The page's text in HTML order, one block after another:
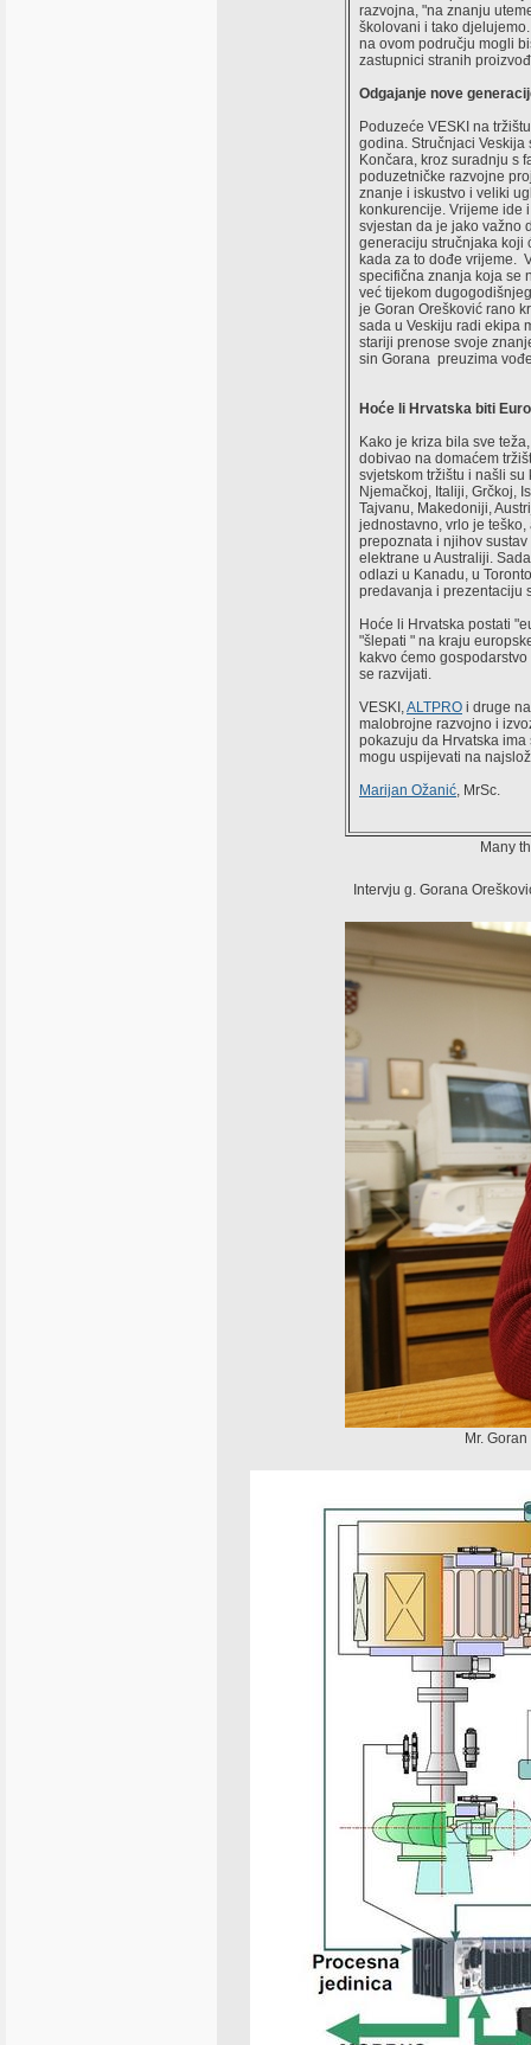
razvojna, "na znanju
školovani i tako
na ovom području mogli
zastupnici stranih
Odgajanje nove
Poduzeće VESKI na
godina. Stručnjaci Veskija
Končara, kroz suradnju s
poduzetničke razvojne
znanje i iskustvo i veliki
konkurencije. Vrijeme ide
svjestan da je jako važno
generaciju stručnjaka koji
kada za to dođe vrijeme.
specifična znanja koja se
već tijekom
je Goran Orešković rano
sada u Veskiju radi ekipa
stariji prenose svoje
sin Gorana preuzima
Hoće li Hrvatska biti
Kako je kriza bila sve
dobivao na domaćem
svjetskom tržištu i našli
Njemačkoj, Italiji, Grčkoj,
Tajvanu, Makedoniji,
jednostavno, vrlo je
prepoznata i njihov
elektrane u Australiji.
odlazi u Kanadu, u
predavanja i prezentaciju
Hoće li Hrvatska postati
"šlepati " na kraju
kakvo ćemo
se razvijati.
VESKI,ALTPRO i druge
malobrojne razvojno i
pokazuju da Hrvatska
mogu uspijevati na
Marijan Ožanić, MrSc.
Many
Intervju g. Gorana
Mr.